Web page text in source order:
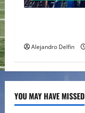
Alejandro Delfin
YOU MAY HAVE MISSED